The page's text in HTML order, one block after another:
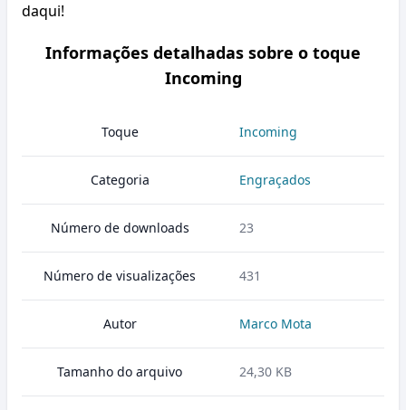
daqui!
Informações detalhadas sobre o toque
Incoming
Toque Incoming
Categoria Engraçados
Número de downloads 23
Número de visualizações 431
Autor Marco Mota
Tamanho do arquivo 24,30 KB